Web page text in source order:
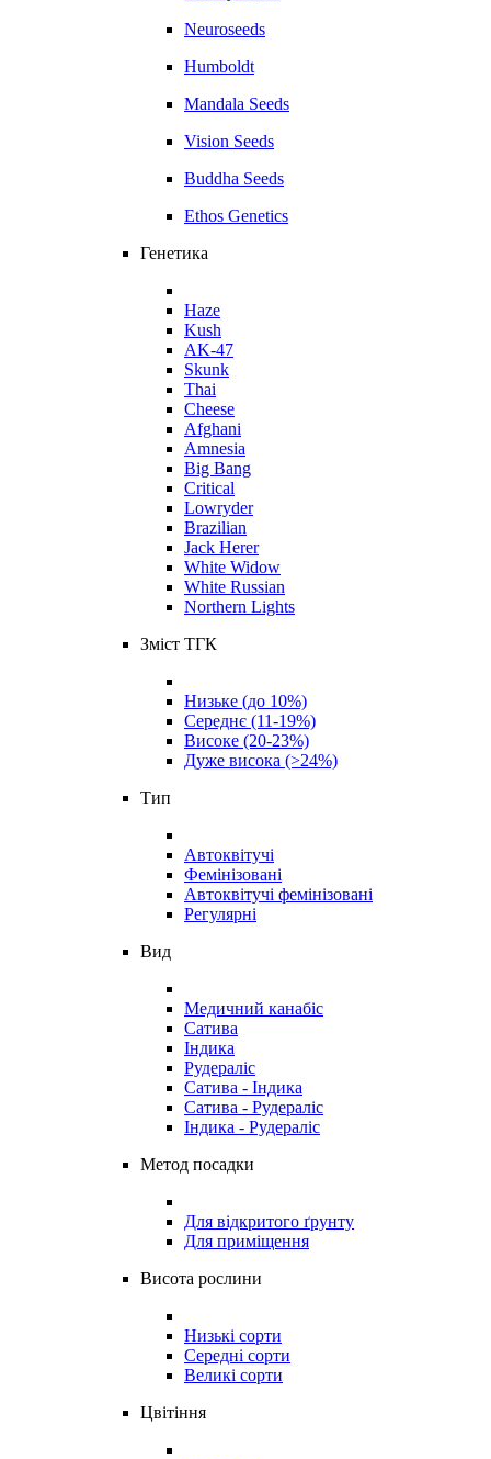
Neuroseeds
Humboldt
Mandala Seeds
Vision Seeds
Buddha Seeds
Ethos Genetics
Генетика
Haze
Kush
AK-47
Skunk
Thai
Cheese
Afghani
Amnesia
Big Bang
Critical
Lowryder
Brazilian
Jack Herer
White Widow
White Russian
Northern Lights
Зміст ТГК
Низьке (до 10%)
Середнє (11-19%)
Високе (20-23%)
Дуже висока (>24%)
Тип
Автоквітучі
Фемінізовані
Автоквітучі фемінізовані
Регулярні
Вид
Медичний канабіс
Сатива
Індика
Рудераліс
Сатива - Індика
Сатива - Рудераліс
Індика - Рудераліс
Метод посадки
Для відкритого ґрунту
Для приміщення
Висота рослини
Низькі сорти
Середні сорти
Великі сорти
Цвітіння